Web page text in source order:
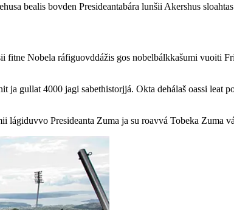
bealis bovden Presideantabára lunšii Akershus
fitne Nobela ráfiguovddážis gos nobelbálkkašumi vuoiti
ja gullat 4000 jagi sabethistorjjá. Okta dehálaš oassi leat
lágiduvvo Presideanta Zuma ja su roavvá Tobeka Zuma